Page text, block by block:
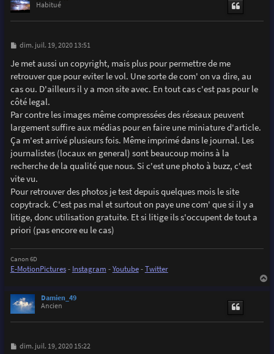
Habitué
M
s
s
a
e
dim. juil. 19, 2020 13:51
Je met aussi un copyright, mais plus pour permettre de me
retrouver que pour eviter le vol. Une sorte de com' on va dire, au
cas ou. D'ailleurs il y a mon site avec. En tout cas c'est pas pour le
côté legal.
Par contre les images même compressées des réseaux peuvent
largement suffire aux médias pour en faire une miniature d'article.
Ça m'est arrivé plusieurs fois. Même imprimé dans le journal. Les
journalistes (locaux en general) sont beaucoup moins à la
recherche de la qualité que nous. Si c'est une photo à buzz, c'est
vite vu.
Pour retrouver des photos je test depuis quelques mois le site
copytrack. C'est pas mal et surtout on paye une com' que si il y a
litige, donc utilisation gratuite. Et si litige ils s'occupent de tout a
priori (pas encore eu le cas)
Canon 6D
E-MotionPictures- Instagram -Youtube-Twitter
Damien_49
Ancien
M
dim. juil. 19, 2020 15:22